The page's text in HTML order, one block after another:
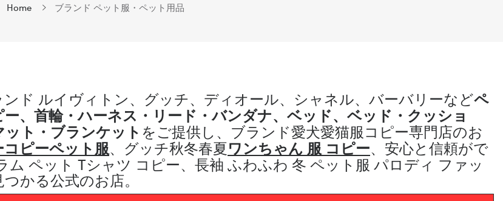
Home ブランド ペット服・ペット用品
ド ルイヴィトン、グッチ、ディオール、シャネル、バーバリーなどペ
、 首輪・ハーネス・リード・バンダナ、ベッド、ベッド・クッショ
ト・ブランケット をご提供し 、ブランド愛犬愛猫服コピー専門店のお
ピーペット服、グッチ秋冬春夏ワンちゃん 服 コピー、 安心と信頼がで
ム ペット Tシャツ コピー、長袖 ふわふわ 冬 ペット服 パロディ ファッ
かる公式のお店。